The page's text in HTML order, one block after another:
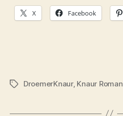
X Facebook
Schlagwörter
DroemerKnaur, Knaur